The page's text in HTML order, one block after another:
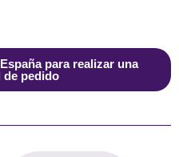
para realizar una
pedido